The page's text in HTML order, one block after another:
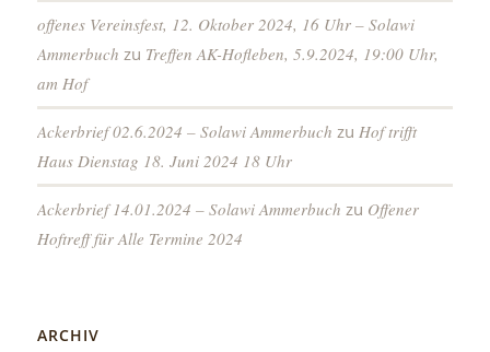
offenes Vereinsfest, 12. Oktober 2024, 16 Uhr – Solawi
Ammerbuch zu Treffen AK-Hofleben, 5.9.2024, 19:00 Uhr,
am Hof
Ackerbrief 02.6.2024 – Solawi Ammerbuch zu Hof trifft
Haus Dienstag 18. Juni 2024 18 Uhr
Ackerbrief 14.01.2024 – Solawi Ammerbuch zu Offener
Hoftreff für Alle Termine 2024
ARCHIV